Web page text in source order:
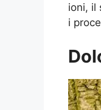
ioni, il
i